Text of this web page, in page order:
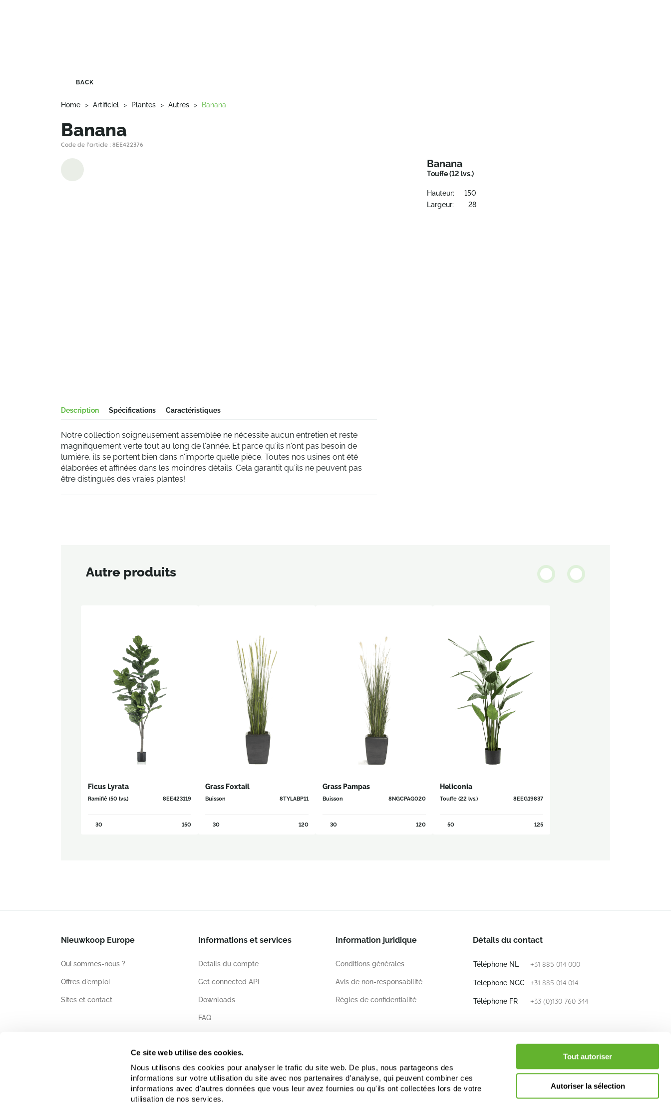
Ce site web utilise des cookies.
Nous utilisons des cookies pour analyser le trafic du site web. De plus, nous partageons des
informations sur votre utilisation du site avec nos partenaires d'analyse, qui peuvent combiner ces
informations avec d'autres données que vous leur avez fournies ou qu'ils ont collectées lors de votre
utilisation de nos services.
Tout autoriser
Autoriser la sélection
BACK
Home > Artificiel > Plantes > Autres > Banana
Banana
Code de l'article : 8EE422376
Description Spécifications Caractéristiques
Notre collection soigneusement assemblée ne nécessite aucun entretien et reste
magnifiquement verte tout au long de l'année. Et parce qu'ils n'ont pas besoin de
lumière, ils se portent bien dans n'importe quelle pièce. Toutes nos usines ont été
élaborées et affinées dans les moindres détails. Cela garantit qu'ils ne peuvent pas
être distingués des vraies plantes!
Banana
Touffe (12 lvs.)
Hauteur:
150
Largeur:
28
Autre produits
Ficus Lyrata
Ramifié (50 lvs.) 8EE423119
30 150
Grass Foxtail
Buisson 8TYLABP11
30 120
Grass Pampas
Buisson 8NGCPAG020
30 120
Heliconia
Touffe (22 lvs.) 8EEG19837
50 125
Nieuwkoop Europe
Qui sommes-nous ?
Offres d'emploi
Sites et contact
Informations et services
Details du compte
Get connected API
Downloads
FAQ
Information juridique
Conditions générales
Avis de non-responsabilité
Règles de confidentialité
Détails du contact
Téléphone NL +31 885 014 000
Téléphone NGC +31 885 014 014
Téléphone FR +33 (0)130 760 344
info@nieuwkoop-europe.com